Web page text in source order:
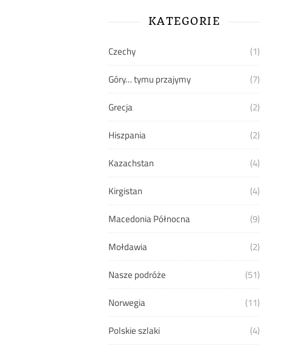
KATEGORIE
Czechy
(1)
Góry… tymu przajymy
(7)
Grecja
(2)
Hiszpania
(2)
Kazachstan
(4)
Kirgistan
(4)
Macedonia Północna
(9)
Mołdawia
(2)
Nasze podróże
(51)
Norwegia
(11)
Polskie szlaki
(4)